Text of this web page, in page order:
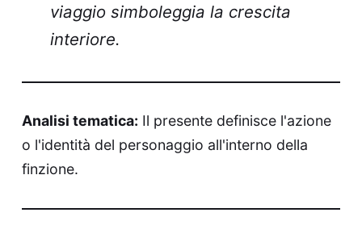
viaggio simboleggia la crescita
interiore.
Analisi tematica: Il presente definisce l'azione
o l'identità del personaggio all'interno della
finzione.